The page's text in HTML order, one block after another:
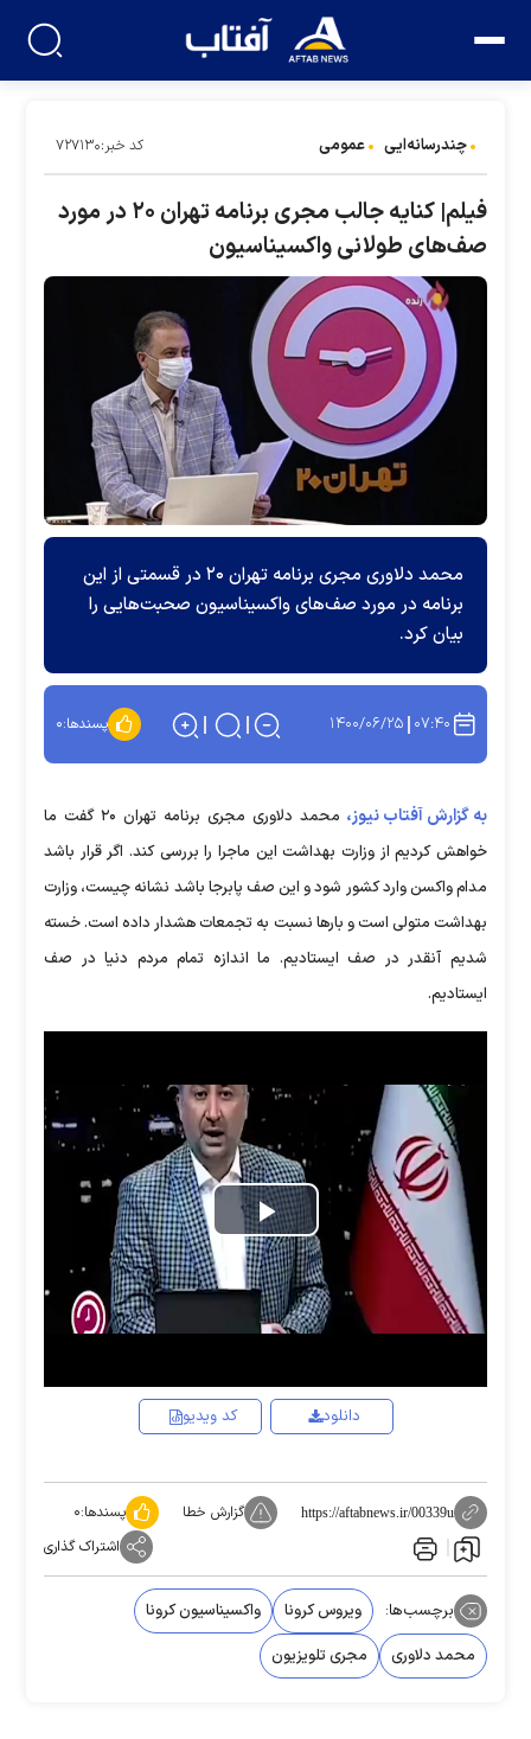
چندرسانه‌ایی عمومی کد خبر:۷۲۷۱۳۰
فیلم| کنایه جالب مجری برنامه تهران ۲۰ در مورد
صف‌های طولانی واکسیناسیون
محمد دلاوری مجری برنامه تهران ۲۰ در قسمتی از این
برنامه در مورد صف‌های واکسیناسیون صحبت‌هایی را
بیان کرد.
۰۷:۴۰ ۱۴۰۰/۰۶/۲۵ پسندها:۰
به گزارش آفتاب نیوز،
محمد دلاوری مجری برنامه تهران ۲۰ گفت ما
خواهش کردیم از وزارت بهداشت این ماجرا را بررسی کند. اگر قرار باشد
مدام واکسن وارد کشور شود و این صف پابرجا باشد نشانه چیست، وزارت
بهداشت متولی است و بار‌ها نسبت به تجمعات هشدار داده است. خسته
شدیم آنقدر در صف ایستادیم. ما اندازه تمام مردم دنیا در صف
ایستادیم.
Play
Video
کد ویدیو دانلود
https://aftabnews.ir/00339u گزارش خطا پسندها:۰
اشتراک گذاری
برچسب‌ها: ویروس کرونا
واکسیناسیون کرونا
محمد دلاوری
مجری تلویزیون